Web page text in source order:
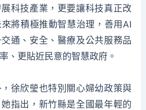
科技產業，更要讓科技真正改
將積極推動智慧治理，善用AI
通、安全、醫療及公共服務品
、更貼近民意的智慧政府。
徐欣瑩也特別關心婦幼政策與
指出，新竹縣是全國最年輕的